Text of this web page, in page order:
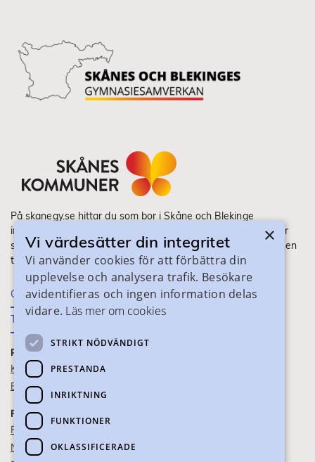
På skanegy.se hittar du som bor i Skåne och Blekinge
information om ditt gymnasieval. Här ser du vilka utbildningar
som finns och hur ansökan och antagning går till. Webbplatsen
tillhandahålls av Skånes Kommuner.
Om webbplatsen
Tillgänglighet
PRAKTISK INFORMATION
Kontaktuppgifter
Blanketter
FÖR SKOLPERSONAL
För SYV
Nationella studievägskoder
×
Vi värdesätter din integritet
Vi använder cookies för att förbättra din
upplevelse och analysera trafik. Besökare
avidentifieras och ingen information delas
vidare. Läs mer om cookies
STRIKT NÖDVÄNDIGT
PRESTANDA
INRIKTNING
FUNKTIONER
OKLASSIFICERADE